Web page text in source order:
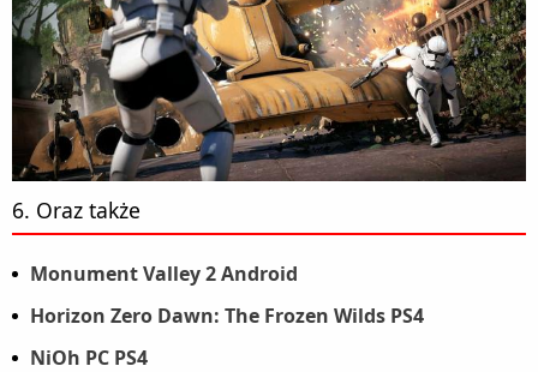
6. Oraz także
Monument Valley 2 Android
Horizon Zero Dawn: The Frozen Wilds PS4
NiOh PC PS4